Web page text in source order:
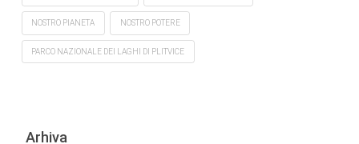
NOSTRO PIANETA NOSTRO POTERE
PARCO NAZIONALE DEI LAGHI DI PLITVICE
Arhiva